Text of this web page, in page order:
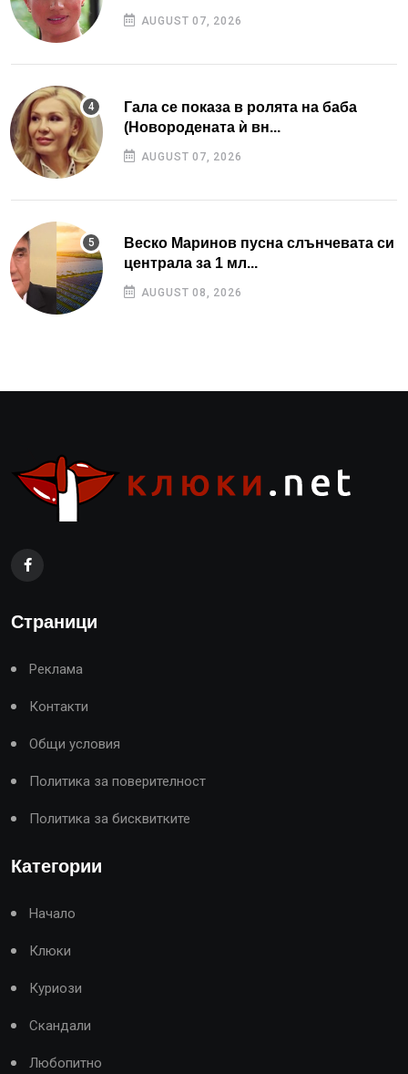
AUGUST 07, 2026
Гала се показа в ролята на баба
(Новородената ѝ вн...
AUGUST 07, 2026
Веско Маринов пусна слънчевата си
централа за 1 мл...
AUGUST 08, 2026
Страници
Реклама
Контакти
Общи условия
Политика за поверителност
Политика за бисквитките
Категории
Начало
Клюки
Куриози
Скандали
Любопитно